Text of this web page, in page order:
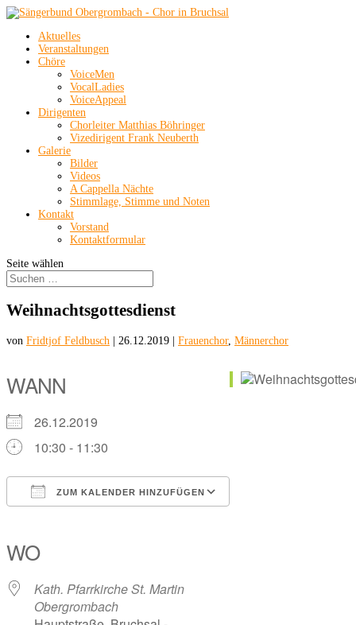
Aktuelles
Veranstaltungen
Chöre
VoiceMen
VocalLadies
VoiceAppeal
Dirigenten
Chorleiter Matthias Böhringer
Vizedirigent Frank Neuberth
Galerie
Bilder
Videos
A Cappella Nächte
Stimmlage, Stimme und Noten
Kontakt
Vorstand
Kontaktformular
Seite wählen
Weihnachtsgottesdienst
von Fridtjof Feldbusch 26.12.2019 Frauenchor, Männerchor
WANN
26.12.2019
10:30 - 11:30
ZUM KALENDER HINZUFÜGEN
WO
Kath. Pfarrkirche St. Martin
Obergrombach